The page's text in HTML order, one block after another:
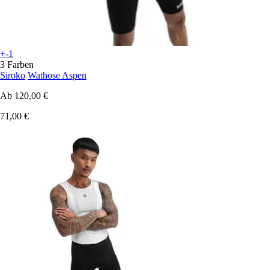
+-1
3 Farben
Siroko Wathose Aspen
Ab 120,00 €
71,00 €